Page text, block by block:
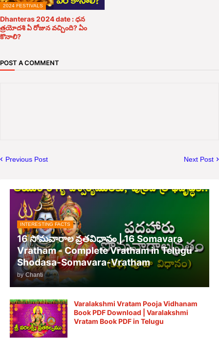
2024 FESTIVALS
Dhanteras 2024 date : ధన
త్రయోదశి ఏ రోజున వచ్చింది? ఏం
కొనాలి?
POST A COMMENT
Previous Post Next Post
INTERESTING FACTS
16 సోమవారాల వ్రతవిధానం | 16 Somavara
Vratham - Complete Vratham in Telugu -
Shodasa-Somavara-Vratham
by Chanti
Varalakshmi Vratam Pooja Vidhanam
Book PDF Download | Varalakshmi
Vratam Book PDF in Telugu